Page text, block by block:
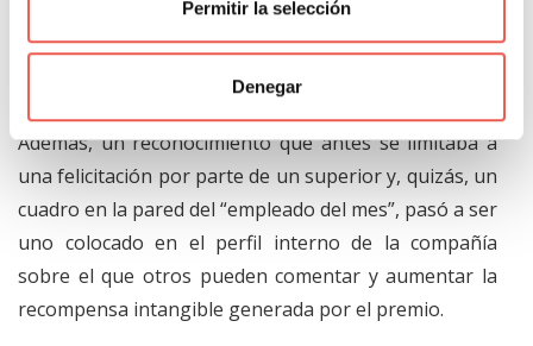
Permitir la selección
Denegar
estas plataformas generan sinergias en los grupos
de trabajo, en tanto los empleados tienen más
formas de permanecer conectados, informados y
Además, un reconocimiento que antes se limitaba a
una felicitación por parte de un superior y, quizás, un
cuadro en la pared del “empleado del mes”, pasó a ser
uno colocado en el perfil interno de la compañía
sobre el que otros pueden comentar y aumentar la
recompensa intangible generada por el premio.